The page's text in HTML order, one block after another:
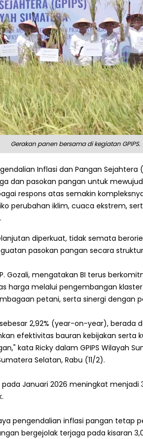
Gerakan panen bersama di kegiatan
Inflasi dan Pangan Sejahtera
dan pasokan pangan untuk
respons atas semakin
perubahan iklim, cuaca ekstrem,
diperkuat, tidak semata
pasokan pangan secara
Gozali, mengatakan BI terus
harga melalui pengembangan
petani, serta sinergi dengan
2,92% (year-on-year), berada
efektivitas bauran kebijakan serta
kata Ricky dalam GPIPS Wilayah
Selatan, Rabu (11/2).
Januari 2026 meningkat menjadi
pengendalian inflasi pangan tetap
bergejolak terjaga pada kisaran